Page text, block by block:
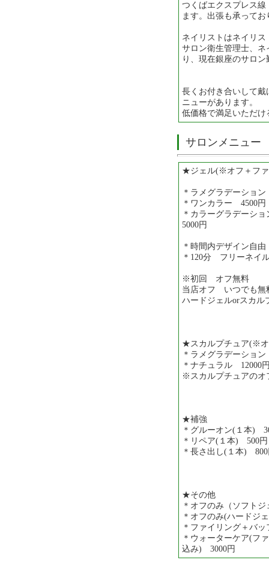
つくばエクスプレス
ます。出張も承ってお
ネイリストはネイリ
サロン衛生管理士、
り、現在銀座のサロ
長くお付き合いして戴
ニューがあります。
低価格で満足いただ
サロンメニュー
★ジェル(※オフ＋ファ
＊ラメグラデーショ
＊ワンカラー 4500円
＊カラーグラデーシ
5000円
＊時間内デザイン自
＊120分 フリーネイ
※初回 オフ無料
当店オフ いつでも無
ハードジェルorスカル
★スカルプチュア(※オ
＊ラメグラデーショ
＊ナチュラル 12000
※スカルプチュアのオ
★補強
＊グルーオン(１本)
＊リペア(１本) 500円
＊長さ出し(１本) 800
★その他
＊オフのみ（ソフト
＊オフのみ(ハードジ
＊ファイリング＋バ
＊ウォーターケア(フ
込み) 3000円